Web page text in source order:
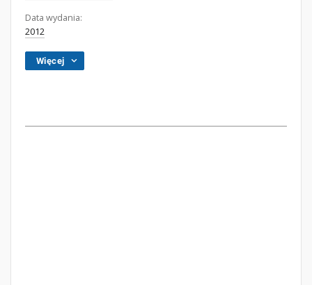
Data wydania:
2012
Więcej